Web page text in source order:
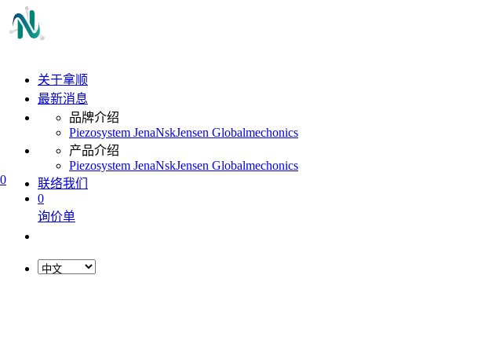
0
关于拿顺
最新消息
品牌介绍
Piezosystem JenaNskJensen Globalmechonics
产品介绍
Piezosystem JenaNskJensen Globalmechonics
联络我们
0
询价单